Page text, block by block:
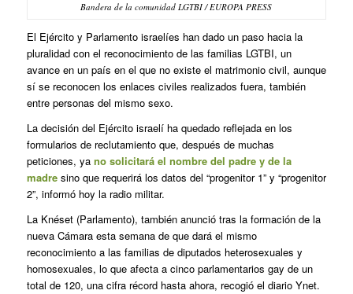
Bandera de la comunidad LGTBI / EUROPA PRESS
El Ejército y Parlamento israelíes han dado un paso hacia la
pluralidad con el reconocimiento de las familias LGTBI, un
avance en un país en el que no existe el matrimonio civil, aunque
sí se reconocen los enlaces civiles realizados fuera, también
entre personas del mismo sexo.
La decisión del Ejército israelí ha quedado reflejada en los
formularios de reclutamiento que, después de muchas
peticiones, ya no solicitará el nombre del padre y de la
madresino que requerirá los datos del “progenitor 1” y “progenitor
2”, informó hoy la radio militar.
La Knéset (Parlamento), también anunció tras la formación de la
nueva Cámara esta semana de que dará el mismo
reconocimiento a las familias de diputados heterosexuales y
homosexuales, lo que afecta a cinco parlamentarios gay de un
total de 120, una cifra récord hasta ahora, recogió el diario Ynet.